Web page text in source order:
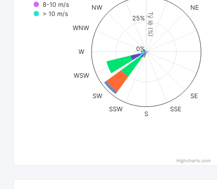
Tỷ lệ (%)
8-10 m/s
> 10 m/s
NE
SE
SSE
S
SSW
SW
WSW
W
WNW
NW
0%
25%
Highcharts.com